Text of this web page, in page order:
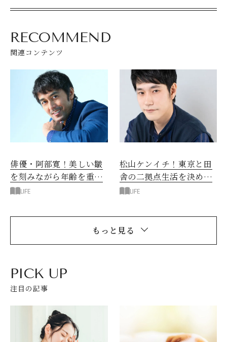
RECOMMEND
関連コンテンツ
俳優・阿部寛！美しい皺
を刻みながら年齢を重ね
たい
LIFE
松山ケンイチ！東京と田
舎の二拠点生活を決めた
理由
LIFE
もっと見る
PICK UP
注目の記事